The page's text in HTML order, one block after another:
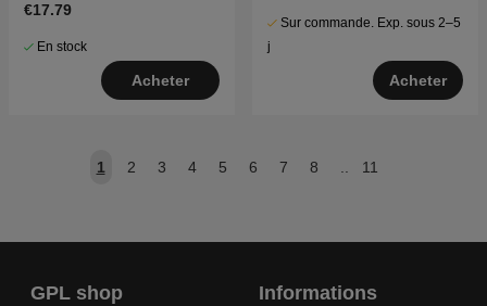
€17.79
En stock
Acheter
Sur commande. Exp. sous 2–5
j
Acheter
1 2 3 4 5 6 7 8 .. 11
GPL shop Informations